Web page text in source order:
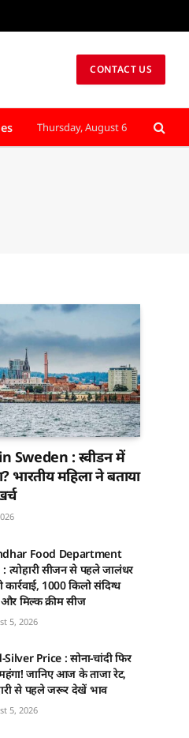
CONTACT US
Thursday, August 6
Sweden : स्वीडन में
भारतीय महिला ने बताया
Food Department
त्योहारी सीजन से पहले जालंधर
कार्रवाई, 1000 किलो संदिग्ध
और मिल्क क्रीम सीज
5, 2026
Price : सोना-चांदी फिर
जानिए आज के ताजा रेट,
से पहले जरूर देखें भाव
5, 2026